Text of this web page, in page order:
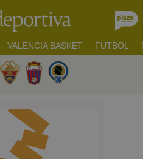
VALENCIA BASKET FUTBOL